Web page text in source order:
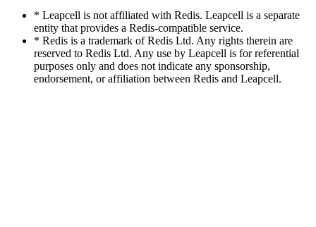
* Leapcell is not affiliated with Redis. Leapcell is a separate
entity that provides a Redis-compatible service.
* Redis is a trademark of Redis Ltd. Any rights therein are
reserved to Redis Ltd. Any use by Leapcell is for referential
purposes only and does not indicate any sponsorship,
endorsement, or affiliation between Redis and Leapcell.